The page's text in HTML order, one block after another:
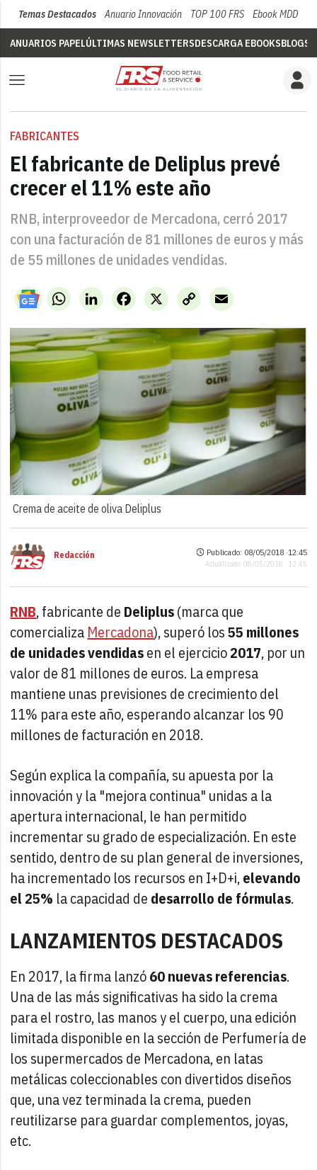
Temas Destacados Anuario Innovación TOP 100 FRS Ebook MDD
ANUARIOS PAPELÚLTIMAS NEWSLETTERSDESCARGA EBOOKSBLOGS
FABRICANTES
El fabricante de Deliplus prevé
crecer el 11% este año
RNB, interproveedor de Mercadona, cerró 2017
con una facturación de 81 millones de euros y más
de 55 millones de unidades vendidas.
WhatsAppLinkedIn X
Facebook
Copy
Link
Email
Crema de aceite de oliva Deliplus
Redacción Publicado: 08/05/2018 ·12:45
Actualizado: 08/05/2018 · 12:45
RNB, fabricante de Deliplus(marca que
comercializa Mercadona), superó los55 millones
de unidades vendidasen el ejercicio2017, por un
valor de 81 millones de euros. La empresa
mantiene unas previsiones de crecimiento del
11% para este año, esperando alcanzar los 90
millones de facturación en 2018.
Según explica la compañía, su apuesta por la
innovación y la "mejora continua" unidas a la
apertura internacional, le han permitido
incrementar su grado de especialización. En este
sentido, dentro de su plan general de inversiones,
ha incrementado los recursos en I+D+i,elevando
el 25% la capacidad de desarrollo de fórmulas.
LANZAMIENTOS DESTACADOS
En 2017, la firma lanzó60 nuevas referencias.
Una de las más significativas ha sido la crema
para el rostro, las manos y el cuerpo, una edición
limitada disponible en la sección de Perfumería de
los supermercados de Mercadona, en latas
metálicas coleccionables con divertidos diseños
que, una vez terminada la crema, pueden
reutilizarse para guardar complementos, joyas,
etc.